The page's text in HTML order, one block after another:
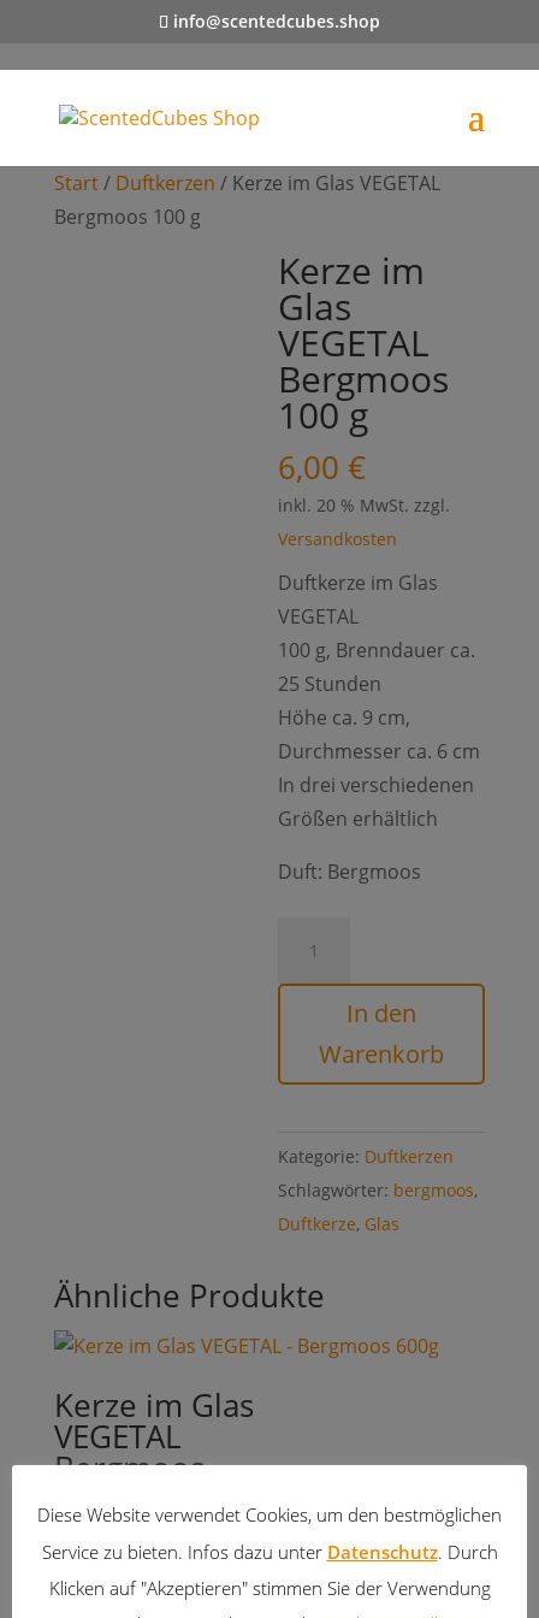
info@scentedcubes.shop
Start/ Duftkerzen / Kerze im Glas VEGETAL
Bergmoos 100 g
Kerze im
Glas
VEGETAL
Bergmoos
100 g
6,00€
inkl. 20 % MwSt. zzgl.
Versandkosten
Duftkerze im Glas
VEGETAL
100 g, Brenndauer ca.
25 Stunden
Höhe ca. 9 cm,
Durchmesser ca. 6 cm
In drei verschiedenen
Größen erhältlich
Duft: Bergmoos
Bergmoos
Menge
In den
Warenkorb
Kategorie: Duftkerzen
Schlagwörter: bergmoos,
Duftkerze, Glas
Ähnliche Produkte
Kerze im Glas
VEGETAL
Bergmoos
600 g
22,00 €
inkl. 20 % MwSt.
Diese Website verwendet Cookies, um den bestmöglichen
Service zu bieten. Infos dazu unter Datenschutz. Durch
Klicken auf "Akzeptieren" stimmen Sie der Verwendung